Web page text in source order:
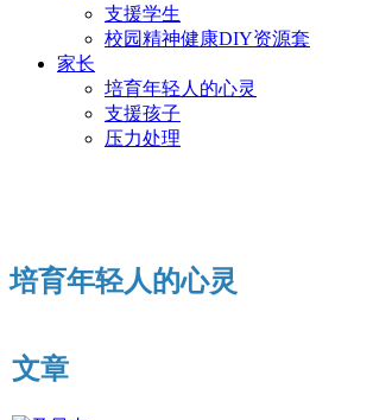
支援学生
校园精神健康DIY资源套
家长
培育年轻人的心灵
支援孩子
压力处理
培育年轻人的心灵
文章